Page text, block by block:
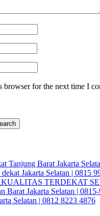
browser for the next time I
Tanjung Barat Jakarta
Jakarta Selatan | 0815
TERDEKAT
Barat Jakarta Selatan |
Selatan | 0812 8223 4876